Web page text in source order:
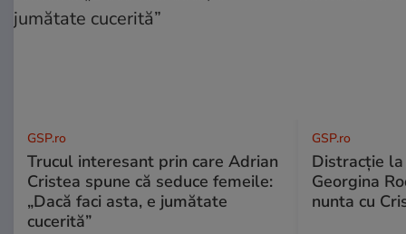
GSP.ro
Trucul interesant prin care Adrian
Cristea spune că seduce femeile:
„Dacă faci asta, e jumătate
cucerită”
GSP.ro
Distracție
Georgina
nunta cu